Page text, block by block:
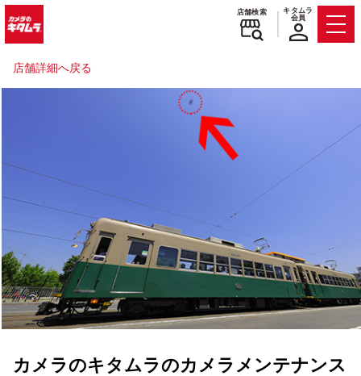
店舗検索
キタムラ
会員
店舗詳細へ戻る
カメラのキタムラのカメラメンテナンス